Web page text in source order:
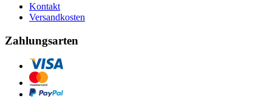
Kontakt
Versandkosten
Zahlungsarten